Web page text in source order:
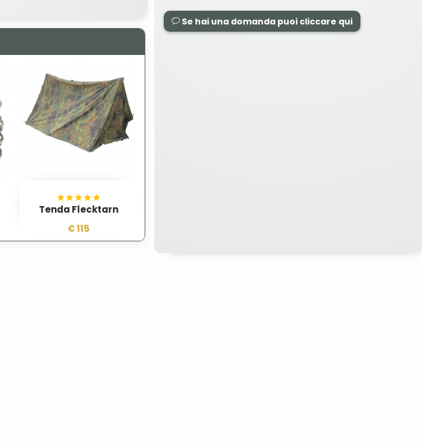
Tenda Flecktarn
€ 115
Se hai una domanda puoi cliccare qui